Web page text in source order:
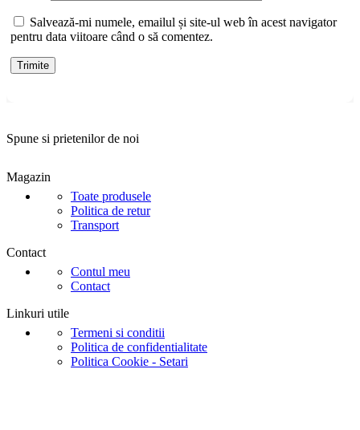
Salvează-mi numele, emailul și site-ul web în acest navigator
pentru data viitoare când o să comentez.
Spune si prietenilor de noi
Magazin
Toate produsele
Politica de retur
Transport
Contact
Contul meu
Contact
Linkuri utile
Termeni si conditii
Politica de confidentialitate
Politica Cookie - Setari